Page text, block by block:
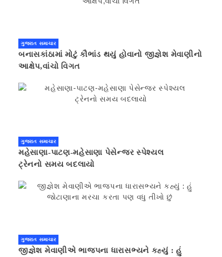
ગુજરાત સમાચાર
બનાસકાંઠામાં મોટું કૌભાંડ થયું હોવાનો જીજ્ઞેશ મેવાણીનો
આક્ષેપ,વાંચો વિગત
ગુજરાત સમાચાર
મહેસાણા-પાટણ-મહેસાણા પેસેન્જર સ્પેશ્યલ
ટ્રેનનો સમય બદલાયો
ગુજરાત સમાચાર
જીજ્ઞેશ મેવાણીએ ભાજપના ધારાસભ્યને કહ્યું : હું